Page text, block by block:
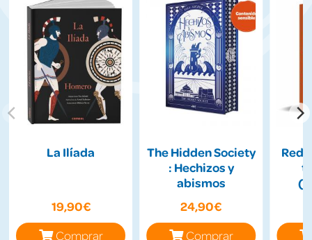
La Ilíada
19,90€
Comprar
The Hidden Society
: Hechizos y
abismos
24,90€
Comprar